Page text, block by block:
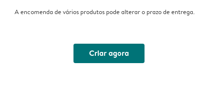
A encomenda de vários produtos pode alterar o prazo de entrega.
Criar agora